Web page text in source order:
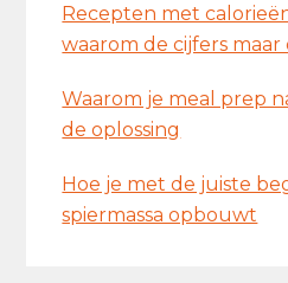
Recepten met
waarom de cijfers
Waarom je meal prep
de oplossing
Hoe je met de juiste
spiermassa opbouwt